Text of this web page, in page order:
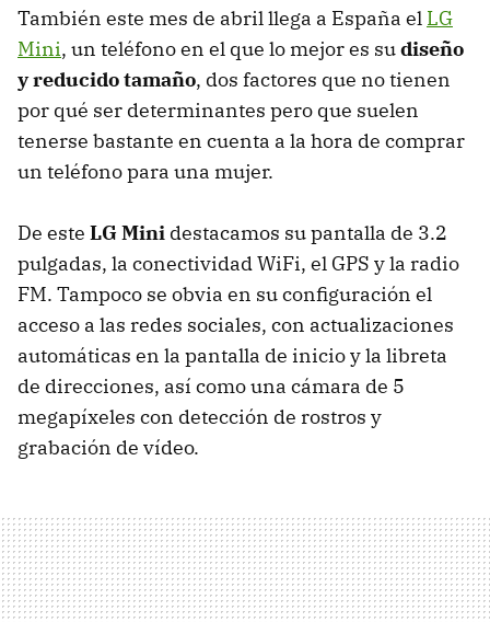
También este mes de abril llega a España el LG
Mini, un teléfono en el que lo mejor es sudiseño
y reducido tamaño, dos factores que no tienen
por qué ser determinantes pero que suelen
tenerse bastante en cuenta a la hora de comprar
un teléfono para una mujer.
De este LG Mini destacamos su pantalla de 3.2
pulgadas, la conectividad WiFi, el GPS y la radio
FM. Tampoco se obvia en su configuración el
acceso a las redes sociales, con actualizaciones
automáticas en la pantalla de inicio y la libreta
de direcciones, así como una cámara de 5
megapíxeles con detección de rostros y
grabación de vídeo.